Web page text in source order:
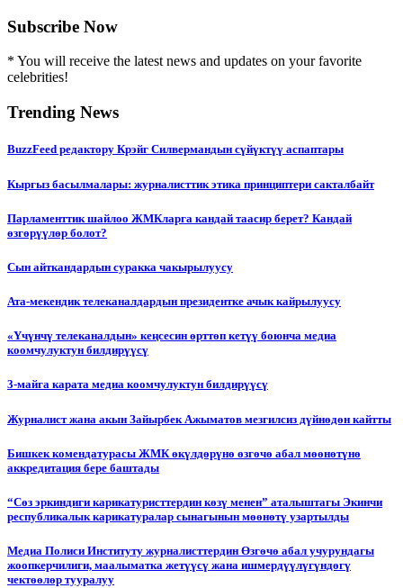
Subscribe Now
* You will receive the latest news and updates on your favorite
celebrities!
Trending News
BuzzFeed редактору Крэйг Силвермандын сүйүктүү аспаптары
Кыргыз басылмалары: журналисттик этика принциптери сакталбайт
Парламенттик шайлоо ЖМКларга кандай таасир берет? Кандай
өзгөрүүлөр болот?
Сын айткандардын суракка чакырылуусу
Ата-мекендик телеканалдардын президентке ачык кайрылуусу
«Үчүнчү телеканалдын» кеңсесин өрттөп кетүү боюнча медиа
коомчулуктун билдирүүсү
3-майга карата медиа коомчулуктун билдирүүсү
Журналист жана акын Зайырбек Ажыматов мезгилсиз дүйнөдөн кайтты
Бишкек комендатурасы ЖМК өкүлдөрүнө өзгөчө абал мөөнөтүнө
аккредитация бере баштады
“Сөз эркиндиги карикатуристтердин көзү менен” аталыштагы Экинчи
республикалык карикатуралар сынагынын мөөнөтү узартылды
Медиа Полиси Институту журналисттердин Өзгөчө абал учурундагы
жоопкерчилиги, маалыматка жетүүсү жана ишмердүүлүгүндөгү
чектөөлөр тууралуу